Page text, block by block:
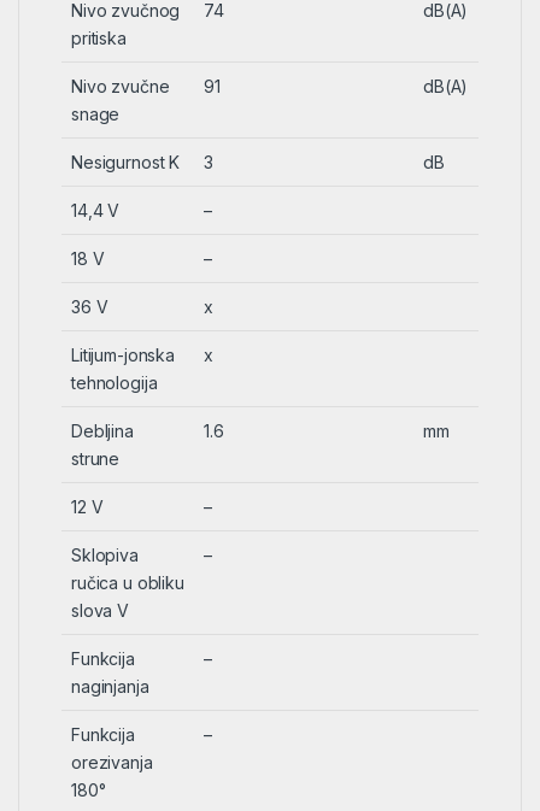
Nivo zvučnog
pritiska
74 dB(A)
Nivo zvučne
snage
91 dB(A)
Nesigurnost K 3 dB
14,4 V –
18 V –
36 V x
Litijum-jonska
tehnologija
x
Debljina
strune
1.6 mm
12 V –
Sklopiva
ručica u obliku
slova V
–
Funkcija
naginjanja
–
Funkcija
orezivanja
180°
–